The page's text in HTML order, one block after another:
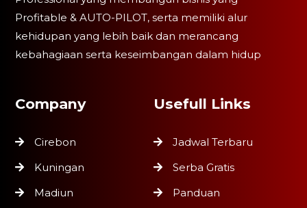
Profitable & AUTO-PILOT, serta memiliki alur
kehidupan yang lebih baik dan merancang
kebahagiaan serta keseimbangan dalam hidup
Company
Cirebon
Kuningan
Madiun
Usefull Links
Jadwal Terbaru
Serba Gratis
Panduan